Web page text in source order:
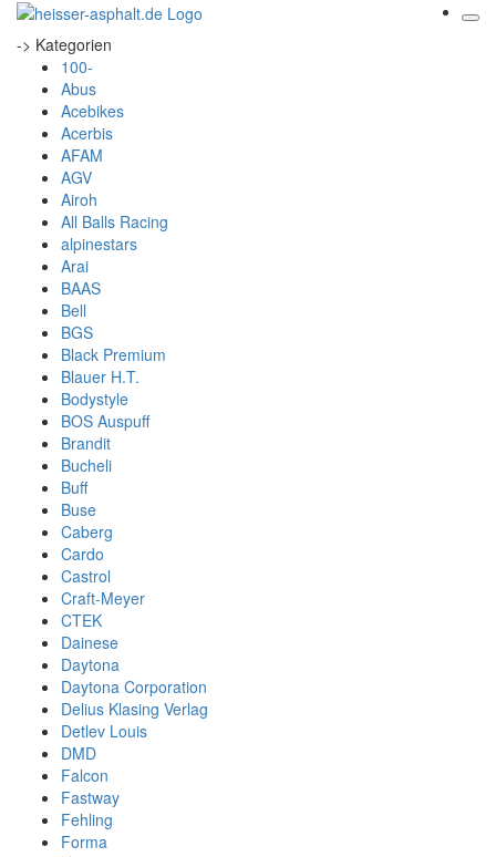
-> Kategorien
100-
Abus
Acebikes
Acerbis
AFAM
AGV
Airoh
All Balls Racing
alpinestars
Arai
BAAS
Bell
BGS
Black Premium
Blauer H.T.
Bodystyle
BOS Auspuff
Brandit
Bucheli
Buff
Buse
Caberg
Cardo
Castrol
Craft-Meyer
CTEK
Dainese
Daytona
Daytona Corporation
Delius Klasing Verlag
Detlev Louis
DMD
Falcon
Fastway
Fehling
Forma